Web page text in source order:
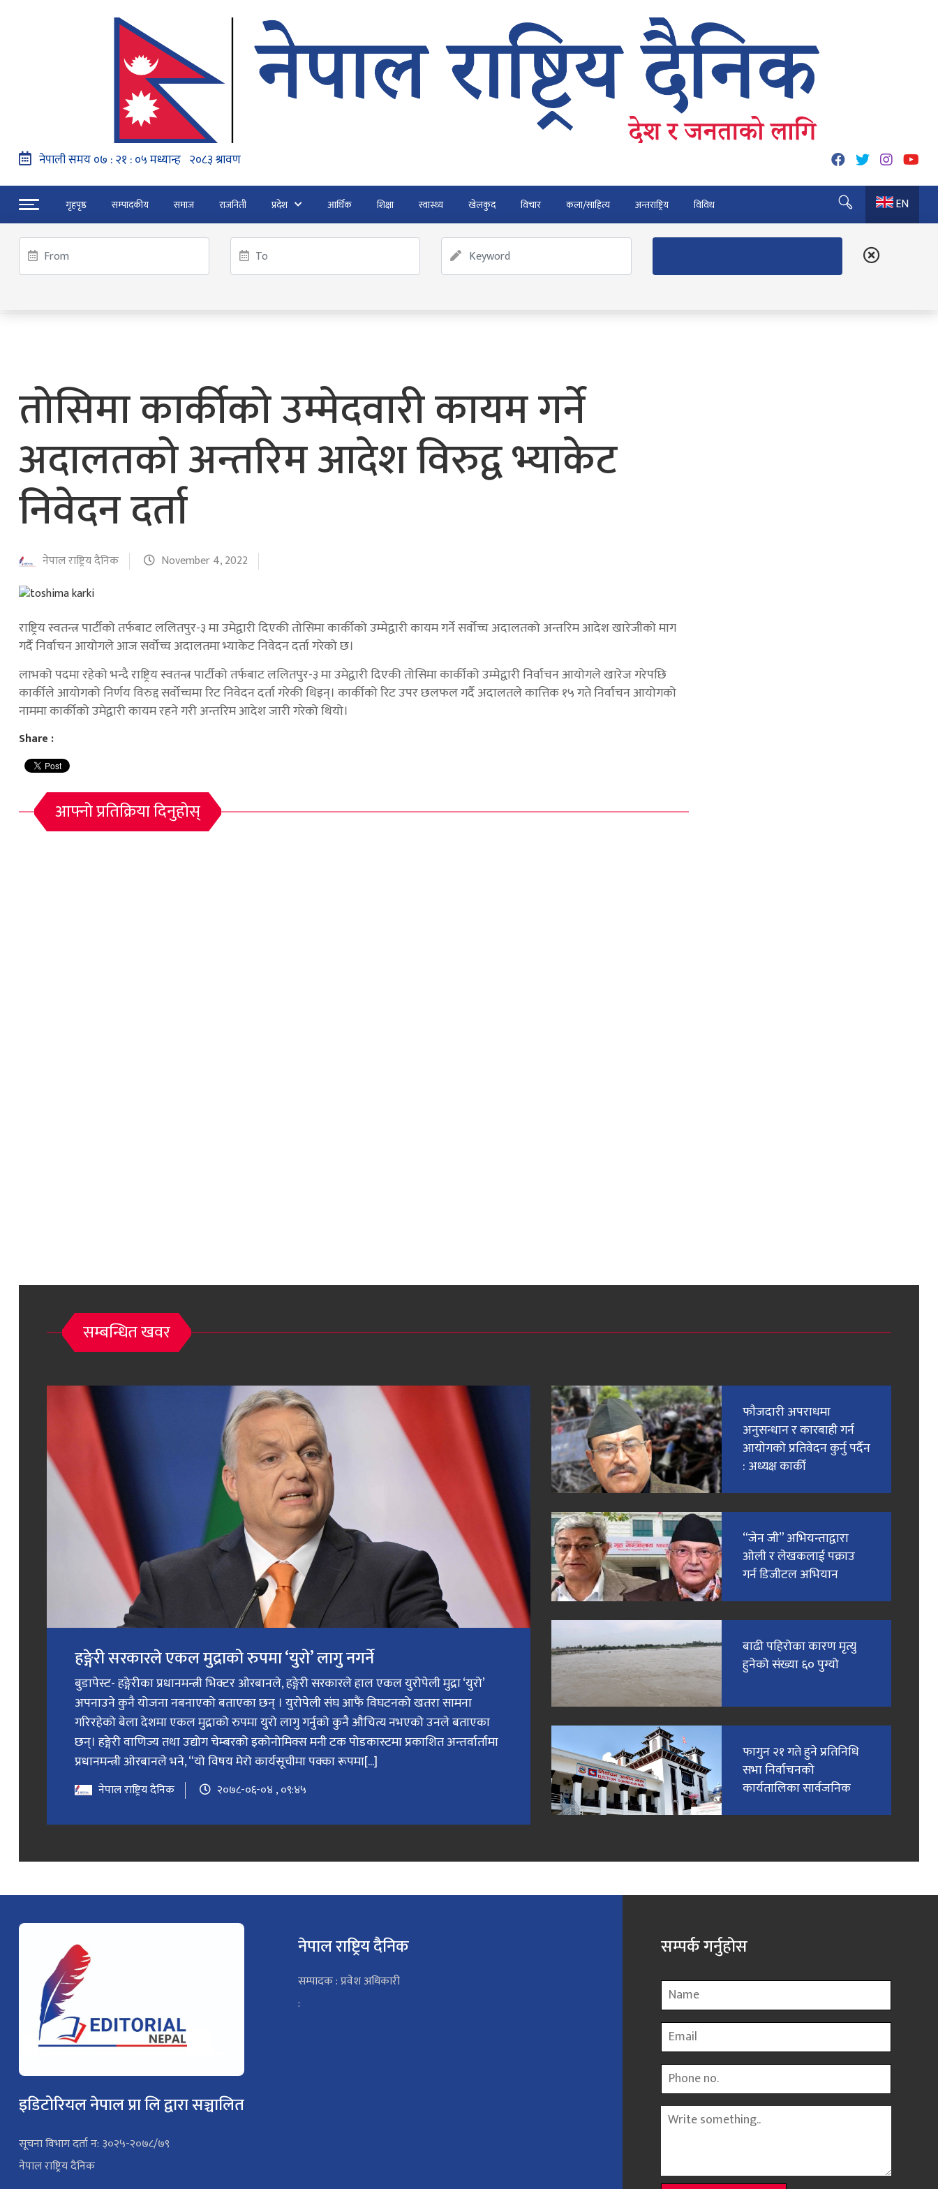
गृहपृष्ठ सम्पादकीय समाज राजनिती प्रदेश आर्थिक शिक्षा स्वास्थ्य खेलकुद विचार कला/साहित्य अन्तराष्ट्रिय विविध EN
ट्रेन्डिङ
हङ्गेरी सरकारले एकल मुद्राको रुपमा ‘युरो’ लागु नगर्ने
फाैजदारी अपराधमा अनुसन्धान र कारबाही गर्न आयाेगकाे प्रतिवेदन कुर्नु पर्दैन : अध्यक्ष कार्की
“जेन जी” अभियन्ताद्वारा ओली र लेखकलाई पक्राउ गर्न डिजीटल अभियान
बाढी पहिरोका कारण मृत्यु हुनेको संख्या ६० पुग्यो
फागुन २१ गते हुने प्रतिनिधि सभा निर्वाचनको कार्यतालिका सार्वजनिक
नेपाल वायुसेवाको राहत उडानमार्फत १५७ यात्रु भैरहवाबाट काठमाडौं ल्याइए
तोसिमा कार्कीको उम्मेदवारी कायम गर्ने
अदालतको अन्तरिम आदेश विरुद्व भ्याकेट
निवेदन दर्ता
नेपाल राष्ट्रिय दैनिक November 4, 2022
राष्ट्रिय स्वतन्त्र पार्टीको तर्फबाट ललितपुर-३ मा उमेद्वारी दिएकी तोसिमा कार्कीको उम्मेद्वारी कायम गर्ने सर्वोच्च अदालतको अन्तरिम आदेश खारेजीको माग
गर्दै निर्वाचन आयोगले आज सर्वोच्च अदालतमा भ्याकेट निवेदन दर्ता गरेको छ।
लाभको पदमा रहेको भन्दै राष्ट्रिय स्वतन्त्र पार्टीको तर्फबाट ललितपुर-३ मा उमेद्वारी दिएकी तोसिमा कार्कीको उम्मेद्वारी निर्वाचन आयोगले खारेज गरेपछि
कार्कीले आयोगको निर्णय विरुद्द सर्वोच्चमा रिट निवेदन दर्ता गरेकी थिइन्। कार्कीको रिट उपर छलफल गर्दै अदालतले कात्तिक १५ गते निर्वाचन आयोगको
नाममा कार्कीको उमेद्वारी कायम रहने गरी अन्तरिम आदेश जारी गरेको थियो।
Share :
आफ्नो प्रतिक्रिया दिनुहोस्
सम्बन्धित खवर
हङ्गेरी सरकारले एकल मुद्राको रुपमा ‘युरो’ लागु नगर्ने
बुडापेस्ट- हङ्गेरीका प्रधानमन्त्री भिक्टर ओरबानले, हङ्गेरी सरकारले हाल एकल युरोपेली मुद्रा ‘युरो’
अपनाउने कुनै योजना नबनाएको बताएका छन् । युरोपेली संघ आफैं विघटनको खतरा सामना
गरिरहेको बेला देशमा एकल मुद्राको रुपमा युरो लागु गर्नुको कुनै औचित्य नभएको उनले बताएका
छन्। हङ्गेरी वाणिज्य तथा उद्योग चेम्बरको इकोनोमिक्स मनी टक पोडकास्टमा प्रकाशित अन्तर्वार्तामा
प्रधानमन्त्री ओरबानले भने, “यो विषय मेरो कार्यसूचीमा पक्का रूपमा[...]
नेपाल राष्ट्रिय दैनिक २०७८-०६-०४ , ०९:४५
फाैजदारी अपराधमा
अनुसन्धान र कारबाही गर्न
आयाेगकाे प्रतिवेदन कुर्नु पर्दैन
: अध्यक्ष कार्की
“जेन जी” अभियन्ताद्वारा
ओली र लेखकलाई पक्राउ
गर्न डिजीटल अभियान
बाढी पहिरोका कारण मृत्यु
हुनेको संख्या ६० पुग्यो
फागुन २१ गते हुने प्रतिनिधि
सभा निर्वाचनको
कार्यतालिका सार्वजनिक
इडिटोरियल नेपाल प्रा लि द्वारा सञ्चालित
सूचना विभाग दर्ता न: ३०२५-२०७८/७९
नेपाल राष्ट्रिय दैनिक
नेपाल राष्ट्रिय दैनिक
सम्पादक : प्रवेश अधिकारी
:
सम्पर्क गर्नुहोस
Name
Email
Phone
Message